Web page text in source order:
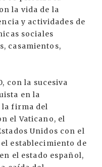
la vida de la
y actividades de
sociales
casamientos,
con la sucesiva
en la
la firma del
el Vaticano, el
Unidos con el
establecimiento de
el estado español,